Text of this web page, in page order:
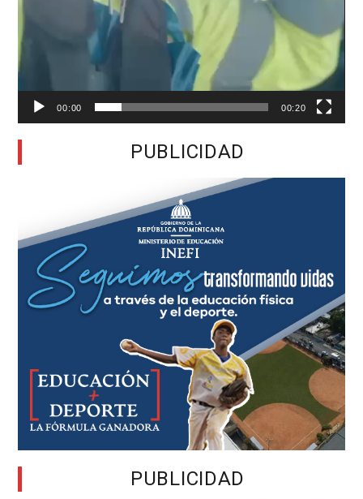
00:00 00:20
PUBLICIDAD
PUBLICIDAD